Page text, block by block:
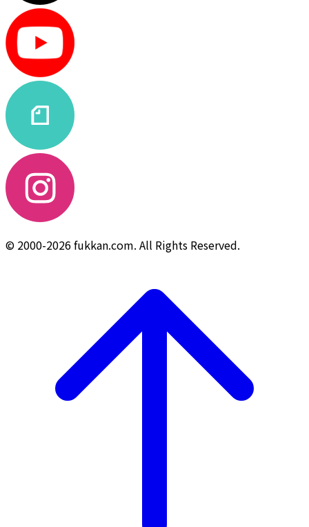
© 2000-2026 fukkan.com. All Rights Reserved.